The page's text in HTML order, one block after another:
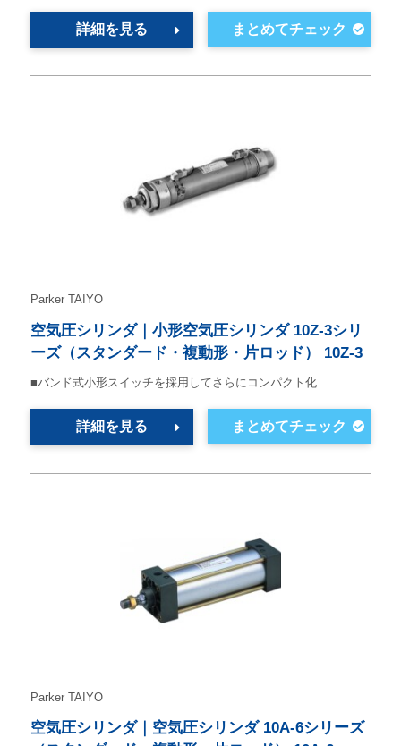
詳細を見る
Parker TAIYO
空気圧シリンダ｜小形空気圧シリンダ 10Z-3シリ
ーズ（スタンダード・複動形・片ロッド） 10Z-3
■バンド式小形スイッチを採用してさらにコンパクト化
詳細を見る
Parker TAIYO
空気圧シリンダ｜空気圧シリンダ 10A-6シリーズ